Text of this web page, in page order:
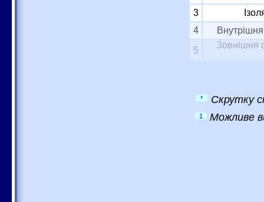
3
4
Внутрішня
5
Зовнішня
* Скрутку
1 Можливе